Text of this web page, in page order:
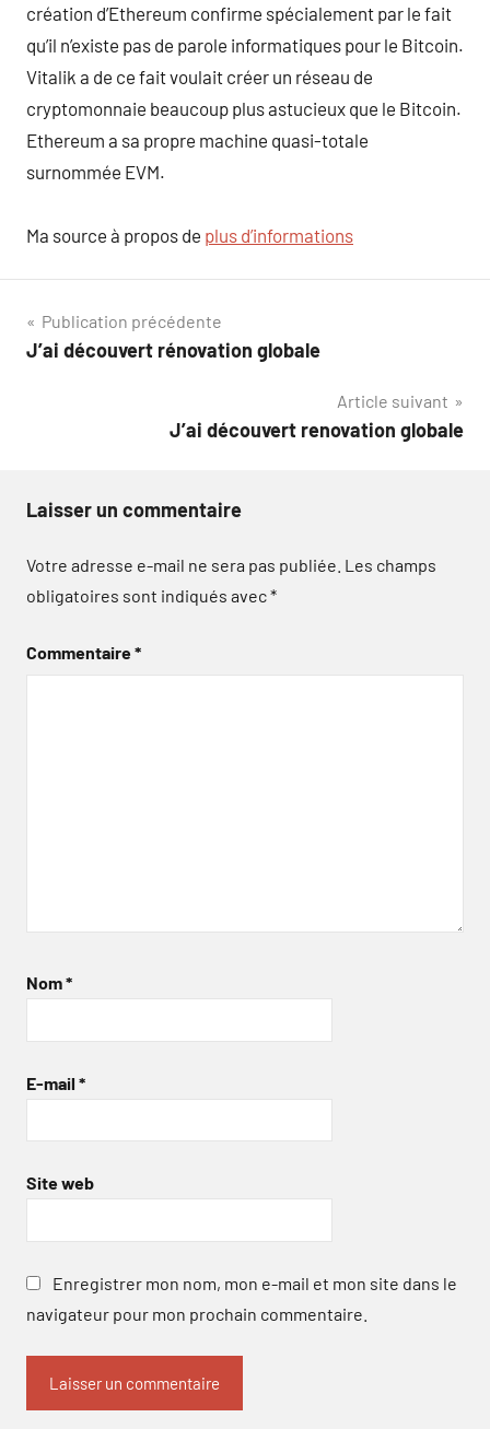
création d’Ethereum confirme spécialement par le fait
qu’il n’existe pas de parole informatiques pour le Bitcoin.
Vitalik a de ce fait voulait créer un réseau de
cryptomonnaie beaucoup plus astucieux que le Bitcoin.
Ethereum a sa propre machine quasi-totale
surnommée EVM.
Ma source à propos de plus d’informations
Navigation
de
Publication précédente
J’ai découvert rénovation globale
Article suivant
J’ai découvert renovation globale
Laisser un commentaire
Votre adresse e-mail ne sera pas publiée. Les champs
obligatoires sont indiqués avec*
Commentaire*
Nom*
E-mail *
Site web
Enregistrer mon nom, mon e-mail et mon site dans le
navigateur pour mon prochain commentaire.